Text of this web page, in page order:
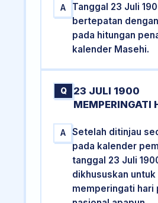
A
Tanggal 23 Juli
bertepatan dengan
pada hitungan
kalender Masehi.
Q
23 JULI 1900
MEMPERINGATI
A
Setelah ditinjau
pada kalender
tanggal 23 Juli
dikhususkan untuk
memperingati hari